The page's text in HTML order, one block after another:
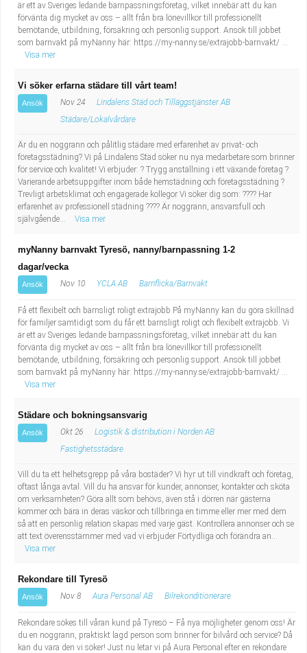
är ett av Sveriges ledande barnpassningsföretag, vilket innebär att du kan
förvänta dig mycket av oss – allt från bra lönevillkor till professionellt
bemötande, utbildning, försäkring och personlig support. Ansök till jobbet
som barnvakt på myNanny här: https://my-nanny.se/extrajobb-barnvakt/ ...
Visa mer
Vi söker erfarna städare till vårt team!
Ansök Nov 24
Lindalens Städ och Tilläggstjänster AB
Städare/Lokalvårdare
Är du en noggrann och pålitlig städare med erfarenhet av privat- och
företagsstädning? Vi på Lindalens Städ söker nu nya medarbetare som brinner
för service och kvalitet! Vi erbjuder: ? Trygg anställning i ett växande företag ?
Varierande arbetsuppgifter inom både hemstädning och företagsstädning ?
Trevligt arbetsklimat och engagerade kollegor Vi söker dig som: ???? Har
erfarenhet av professionell städning ???? Är noggrann, ansvarsfull och
självgående...
Visa mer
myNanny barnvakt Tyresö, nanny/barnpassning 1-2
dagar/vecka
Ansök Nov 10 YCLA AB Barnflicka/Barnvakt
Få ett flexibelt och barnsligt roligt extrajobb På myNanny kan du göra skillnad
för familjer samtidigt som du får ett barnsligt roligt och flexibelt extrajobb. Vi
är ett av Sveriges ledande barnpassningsföretag, vilket innebär att du kan
förvänta dig mycket av oss – allt från bra lönevillkor till professionellt
bemötande, utbildning, försäkring och personlig support. Ansök till jobbet
som barnvakt på myNanny här: https://my-nanny.se/extrajobb-barnvakt/ ...
Visa mer
Städare och bokningsansvarig
Ansök Okt 26
Logistik & distribution i Norden AB
Fastighetsstädare
Vill du ta ett helhetsgrepp på våra bostäder? Vi hyr ut till vindkraft och företag,
oftast långa avtal. Vill du ha ansvar för kunder, annonser, kontakter och sköta
om verksamheten? Göra allt som behövs, även stå i dörren när gästerna
kommer och bära in deras väskor och tillbringa en timme eller mer med dem
så att en personlig relation skapas med varje gäst. Kontrollera annonser och se
att text överensstämmer med vad vi erbjuder Förtydliga och förändra an...
Visa mer
Rekondare till Tyresö
Ansök Nov 8 Aura Personal AB Bilrekonditionerare
Rekondare sökes till våran kund på Tyresö – Få nya möjligheter genom oss! Är
du en noggrann, praktiskt lagd person som brinner för bilvård och service? Då
kan du vara den vi söker! Just nu letar vi på Aura Personal efter en rekondare